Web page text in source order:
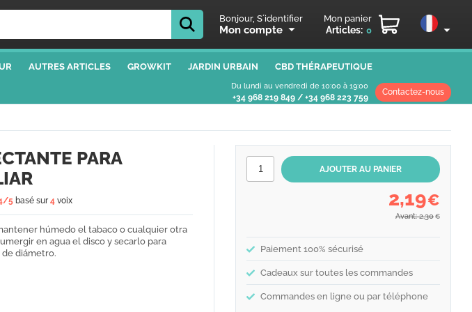
Bonjour, S´identifier
Mon compte
Mon panier
Articles: 0
AUTRES ARTICLES GROWKIT JARDIN URBAIN CBD THÉRAPEUTIQUE
Du lundi au vendredi de 10:00 à 19:00
+34 968 219 849 / +34 968 223 759
Contactez-nous
PARA
/5 basé sur4 voix
húmedo el tabaco o cualquier otra
en agua el disco y secarlo para
de diámetro.
2,19€
Avant: 2,30 €
Paiement 100% sécurisé
Cadeaux sur toutes les commandes
Commandes en ligne ou par téléphone